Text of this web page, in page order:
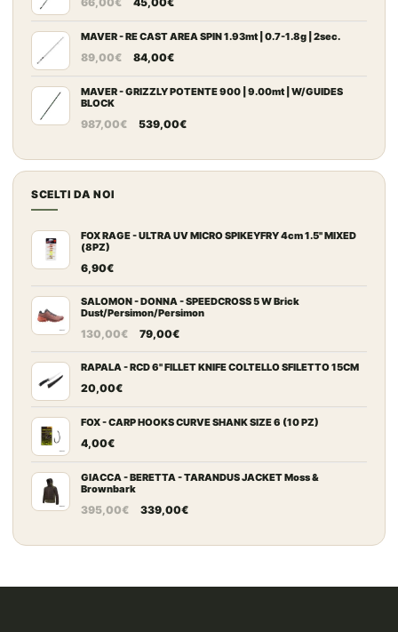
a
originale
era:
attuale
è:
MAVER - RE CAST AREA SPIN 1.93mt | 0.7-1.8g | 2sec.
89,00€
Il
originale
89,00€.
84,00€Il
attuale
84,00€.
MAVER - GRIZZLY POTENTE 900 | 9.00mt | W/GUIDES
BLOCK
987,00€
Il
originale
era:
539,00€Il
attuale
è:
SCELTI DA NOI
FOX RAGE - ULTRA UV MICRO SPIKEYFRY 4cm 1.5" MIXED
(8PZ)
6,90€
SALOMON - DONNA - SPEEDCROSS 5 W Brick
Dust/Persimon/Persimon
130,00€
Il
originale
79,00€Il
attuale
RAPALA - RCD 6" FILLET KNIFE COLTELLO SFILETTO 15CM
20,00€
FOX - CARP HOOKS CURVE SHANK SIZE 6 (10 PZ)
4,00€
GIACCA - BERETTA - TARANDUS JACKET Moss &
Brownbark
395,00€
Il
originale
339,00€Il
attuale